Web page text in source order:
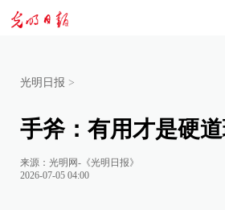
光明日报 >
手斧：有用才是硬
来源： 光明网-《光明日报》
2026-07-05 04:00